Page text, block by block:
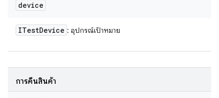
device
ITestDevice : อุปกรณ์เป้าหมาย
การคืนสินค้า